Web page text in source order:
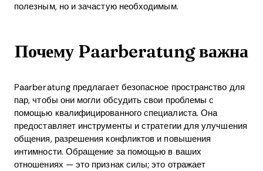
полезным, но и зачастую необходимым.
Почему Paarberatung важна
Paarberatung предлагает безопасное пространство для
пар, чтобы они могли обсудить свои проблемы с
помощью квалифицированного специалиста. Она
предоставляет инструменты и стратегии для улучшения
общения, разрешения конфликтов и повышения
интимности. Обращение за помощью в ваших
отношениях — это признак силы; это отражает